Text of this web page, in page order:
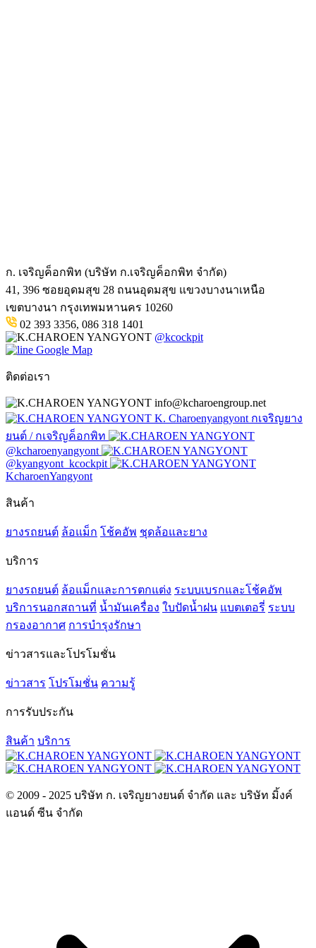
ก. เจริญค็อกพิท (บริษัท ก.เจริญค็อกพิท จำกัด)
41, 396 ซอยอุดมสุข 28 ถนนอุดมสุข แขวงบางนาเหนือ
เขตบางนา กรุงเทพมหานคร 10260
02 393 3356, 086 318 1401
@kcockpit
Google Map
ติดต่อเรา
info@kcharoengroup.net
K. Charoenyangyont กเจริญยาง
ยนต์ / กเจริญค็อกพิท
@kcharoenyangyont
@kyangyont_kcockpit
KcharoenYangyont
สินค้า
ยางรถยนต์ ล้อแม็ก โช้คอัพ ชุดล้อและยาง
บริการ
ยางรถยนต์ ล้อแม็กและการตกแต่ง ระบบเบรกและโช้คอัพ
บริการนอกสถานที่ น้ำมันเครื่อง ใบปัดน้ำฝน แบตเตอรี่ ระบบ
กรองอากาศ การบำรุงรักษา
ข่าวสารและโปรโมชั่น
ข่าวสาร โปรโมชั่น ความรู้
การรับประกัน
สินค้า บริการ
© 2009 - 2025 บริษัท ก. เจริญยางยนต์ จำกัด และ บริษัท มิ้งค์
แอนด์ ซีน จำกัด